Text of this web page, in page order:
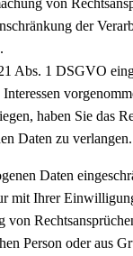
der
Abs. 1 DSGVO
haben Sie das
Daten zu verlangen.
Daten
mit Ihrer
Person oder aus